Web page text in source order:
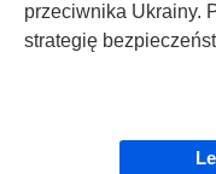
przeciwnika Ukrainy.
strategię